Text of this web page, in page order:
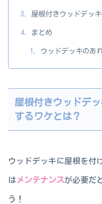
屋根付きウッドデッ
まとめ
ウッドデッキのあ
屋根付きウッドデ
するワケとは？
ウッドデッキに屋根を付
は メンテナンスが必要だ
う！